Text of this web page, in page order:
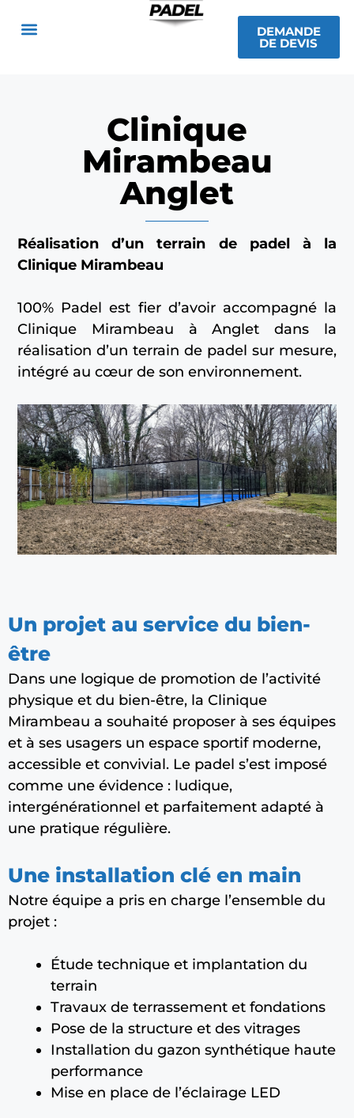
DEMANDE
DE DEVIS
Clinique
Mirambeau
Anglet
Réalisation d’un terrain de padel à la
Clinique Mirambeau
100% Padel est fier d’avoir accompagné la
Clinique Mirambeau à Anglet dans la
réalisation d’un terrain de padel sur mesure,
intégré au cœur de son environnement.
Un projet au service du bien-
être
Dans une logique de promotion de l’activité
physique et du bien-être, la Clinique
Mirambeau a souhaité proposer à ses équipes
et à ses usagers un espace sportif moderne,
accessible et convivial. Le padel s’est imposé
comme une évidence : ludique,
intergénérationnel et parfaitement adapté à
une pratique régulière.
Une installation clé en main
Notre équipe a pris en charge l’ensemble du
projet :
Étude technique et implantation du
terrain
Travaux de terrassement et fondations
Pose de la structure et des vitrages
Installation du gazon synthétique haute
performance
Mise en place de l’éclairage LED